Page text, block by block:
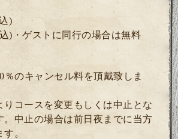
)
)・ゲストに同行の場合は無料
のキャンセル料を頂戴致しま
コースを変更もしくは中止とな
。中止の場合は前日夜までに当方
。